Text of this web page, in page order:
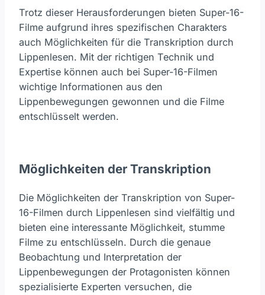
Trotz dieser Herausforderungen bieten Super-16-
Filme aufgrund ihres spezifischen Charakters
auch Möglichkeiten für die Transkription durch
Lippenlesen. Mit der richtigen Technik und
Expertise können auch bei Super-16-Filmen
wichtige Informationen aus den
Lippenbewegungen gewonnen und die Filme
entschlüsselt werden.
Möglichkeiten der Transkription
Die Möglichkeiten der Transkription von Super-
16-Filmen durch Lippenlesen sind vielfältig und
bieten eine interessante Möglichkeit, stumme
Filme zu entschlüsseln. Durch die genaue
Beobachtung und Interpretation der
Lippenbewegungen der Protagonisten können
spezialisierte Experten versuchen, die